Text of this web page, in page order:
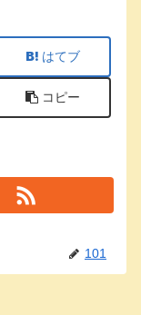
はてブ
コピー
101